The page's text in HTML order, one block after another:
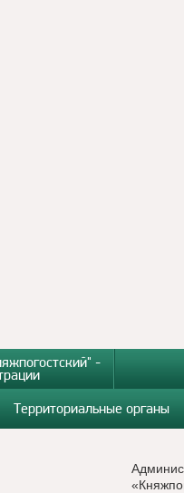
-
Территориальные органы